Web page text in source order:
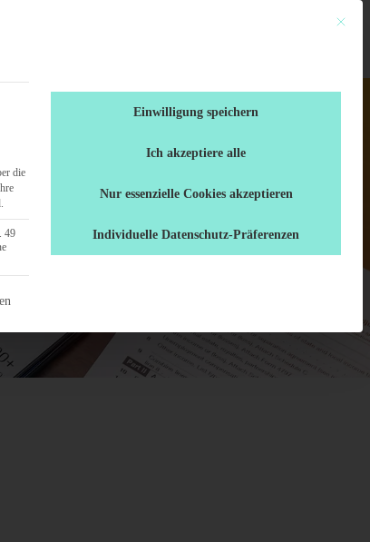
Mit
die
49
werden.
Einwilligung speichern
Ich akzeptiere alle
Nur essenzielle Cookies akzeptieren
Individuelle Datenschutz-Präferenzen